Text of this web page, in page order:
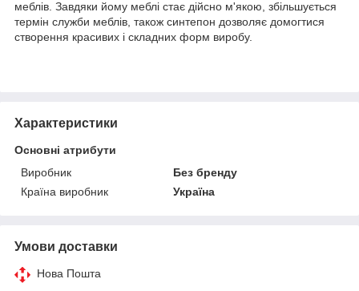
меблів. Завдяки йому меблі стає дійсно м'якою, збільшується
термін служби меблів, також синтепон дозволяє домогтися
створення красивих і складних форм виробу.
Характеристики
Основні атрибути
Виробник
Без бренду
Країна виробник
Україна
Умови доставки
Нова Пошта